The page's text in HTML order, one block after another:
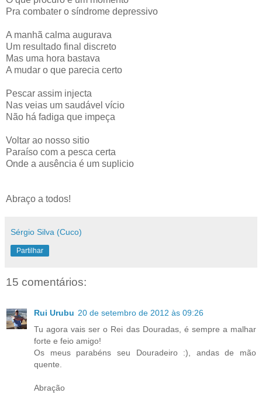
Pra combater o síndrome depressivo
A manhã calma augurava
Um resultado final discreto
Mas uma hora bastava
A mudar o que parecia certo
Pescar assim injecta
Nas veias um saudável vício
Não há fadiga que impeça
Voltar ao nosso sitio
Paraíso com a pesca certa
Onde a ausência é um suplicio
Abraço a todos!
Sérgio Silva (Cuco)
Partilhar
15 comentários:
Rui Urubu 20 de setembro de 2012 às 09:26
Tu agora vais ser o Rei das Douradas, é sempre a malhar
forte e feio amigo!
Os meus parabéns seu Douradeiro :), andas de mão
quente.
Abração